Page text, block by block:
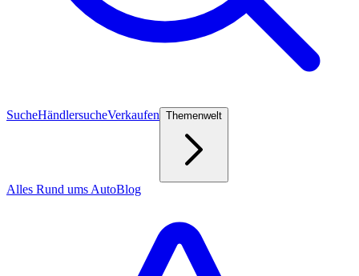
SucheHändlersucheVerkaufen Themenwelt
Alles Rund ums AutoBlog